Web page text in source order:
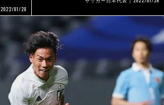
2022/01/28